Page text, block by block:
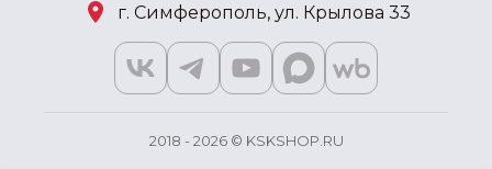
г. Симферополь, ул. Крылова 33
2018 - 2026 © KSKSHOP.RU